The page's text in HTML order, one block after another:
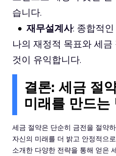
습니다.
재무설계사: 종합적
나의 재정적 목표와 세
것이 유익합니다.
결론: 세금 절
미래를 만드는
세금 절약은 단순히 금전을 절약
자신의 미래를 더 밝고 안정적으
소개한 다양한 전략을 통해 얻은